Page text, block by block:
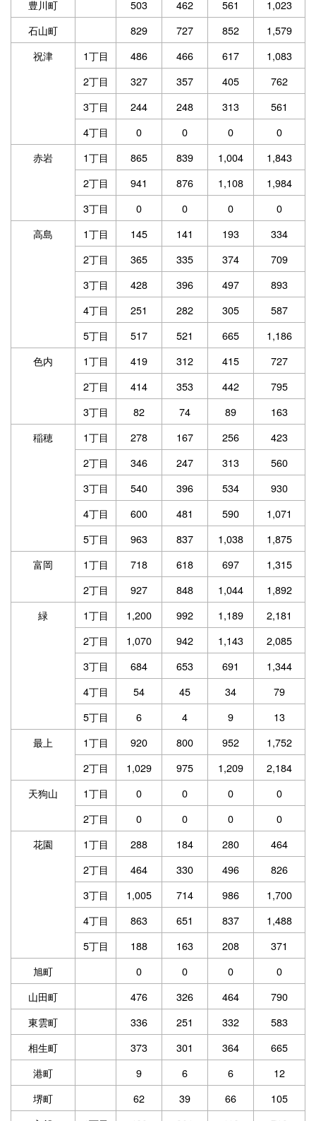
豊川町 503 462 561
1,023
石山町
829 727 852
1,579
祝津
1丁目 486 466 617
1,083
2丁目
327 357 405
762
3丁目
244 248 313
561
4丁目
0 0 0
0
赤岩
1丁目 865 839 1,004
1,843
2丁目
941 876 1,108
1,984
3丁目
0 0 0
0
高島
1丁目 145 141 193
334
2丁目
365 335 374
709
3丁目
428 396 497
893
4丁目
251 282 305
587
5丁目
517 521 665
1,186
色内
1丁目 419 312 415
727
2丁目
414 353 442
795
3丁目
82 74 89
163
稲穂
1丁目 278 167 256
423
2丁目
346 247 313
560
3丁目
540 396 534
930
4丁目
600 481 590
1,071
5丁目
963 837 1,038
1,875
富岡
1丁目 718 618 697
1,315
2丁目
927 848 1,044
1,892
緑
1丁目 1,200 992 1,189
2,181
2丁目
1,070 942 1,143
2,085
3丁目
684 653 691
1,344
4丁目
54 45 34
79
5丁目
6 4 9
13
最上
1丁目 920 800 952
1,752
2丁目
1,029 975 1,209
2,184
天狗山
1丁目 0 0 0
0
2丁目
0 0 0
0
花園
1丁目 288 184 280
464
2丁目
464 330 496
826
3丁目
1,005 714 986
1,700
4丁目
863 651 837
1,488
5丁目
188 163 208
371
旭町
0 0 0
0
山田町
476 326 464
790
東雲町
336 251 332
583
相生町
373 301 364
665
港町
9 6 6
12
堺町
62 39 66
105